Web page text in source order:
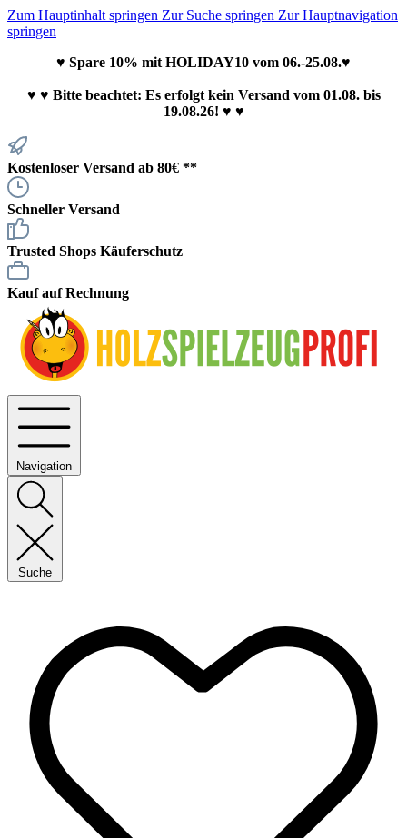
Zum Hauptinhalt springen Zur Suche springen Zur Hauptnavigation
springen
♥ Spare 10% mit HOLIDAY10 vom 06.-25.08.♥
♥ ♥ Bitte beachtet: Es erfolgt kein Versand vom 01.08. bis
19.08.26! ♥ ♥
Kostenloser Versand ab 80€ **
Schneller Versand
Trusted Shops Käuferschutz
Kauf auf Rechnung
Navigation
Suche